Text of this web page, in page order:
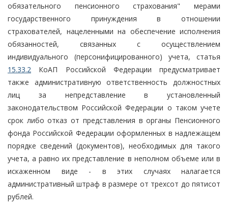
обязательного пенсионного страхования" мерами
государственного принуждения в отношении
страхователей, нацеленными на обеспечение исполнения
обязанностей, связанных с осуществлением
индивидуального (персонифицированного) учета, статья
15.33.2 КоАП Российской Федерации предусматривает
также административную ответственность должностных
лиц за непредставление в установленный
законодательством Российской Федерации о таком учете
срок либо отказ от представления в органы Пенсионного
фонда Российской Федерации оформленных в надлежащем
порядке сведений (документов), необходимых для такого
учета, а равно их представление в неполном объеме или в
искаженном виде - в этих случаях налагается
административный штраф в размере от трехсот до пятисот
рублей.